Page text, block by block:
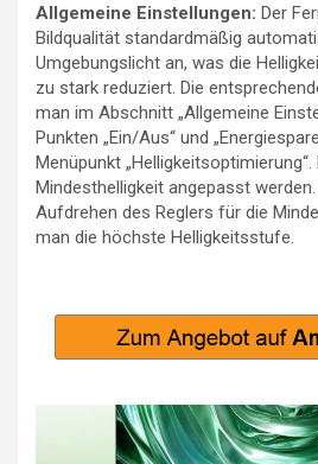
Allgemeine Einstellungen: Der
Bildqualität standardmäßig
Umgebungslicht an, was die
zu stark reduziert. Die
man im Abschnitt „Allgemeine
Punkten „Ein/Aus“ und
Menüpunkt
Mindesthelligkeit angepasst
Aufdrehen des Reglers für die
man die höchste Helligkeitsstufe.